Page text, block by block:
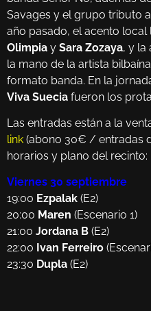
Savages y el grupo tributo
año pasado, el acento local
Olimpia y Sara Zozaya, y la
la mano de la artista bilbaína
formato banda. En la
Viva Suecia fueron los
Las entradas están a la
link (abono 30€ / entradas
horarios y plano del recinto:
Viernes 30 septiembre
19:00 Ezpalak (E2)
20:00 Maren (Escenario 1)
21:00 Jordana B (E2)
22:00 Ivan Ferreiro
23:30 Dupla (E2)